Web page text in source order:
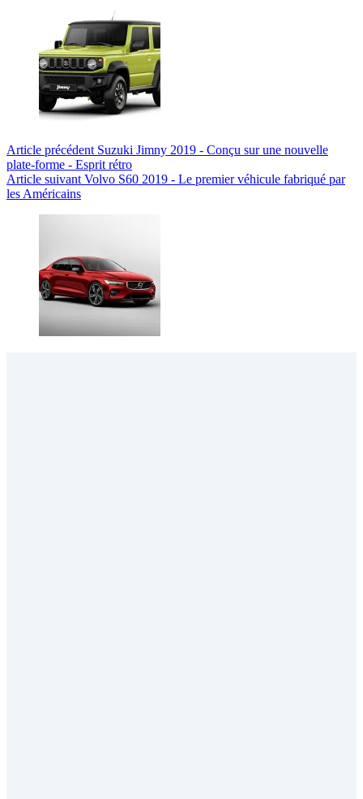
Article précédent Suzuki Jimny 2019 - Conçu sur une nouvelle
plate-forme - Esprit rétro
Article suivant Volvo S60 2019 - Le premier véhicule fabriqué par
les Américains